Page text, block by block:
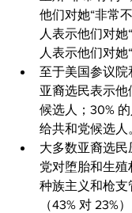
他们对她“非常
人表示他们对她
人表示他们对她
至于美国参议院
亚裔选民表示
候选人；30%
给共和党候选人
大多数亚裔选
党对堕胎和生殖
种族主义和枪支
（43% 对 23%）